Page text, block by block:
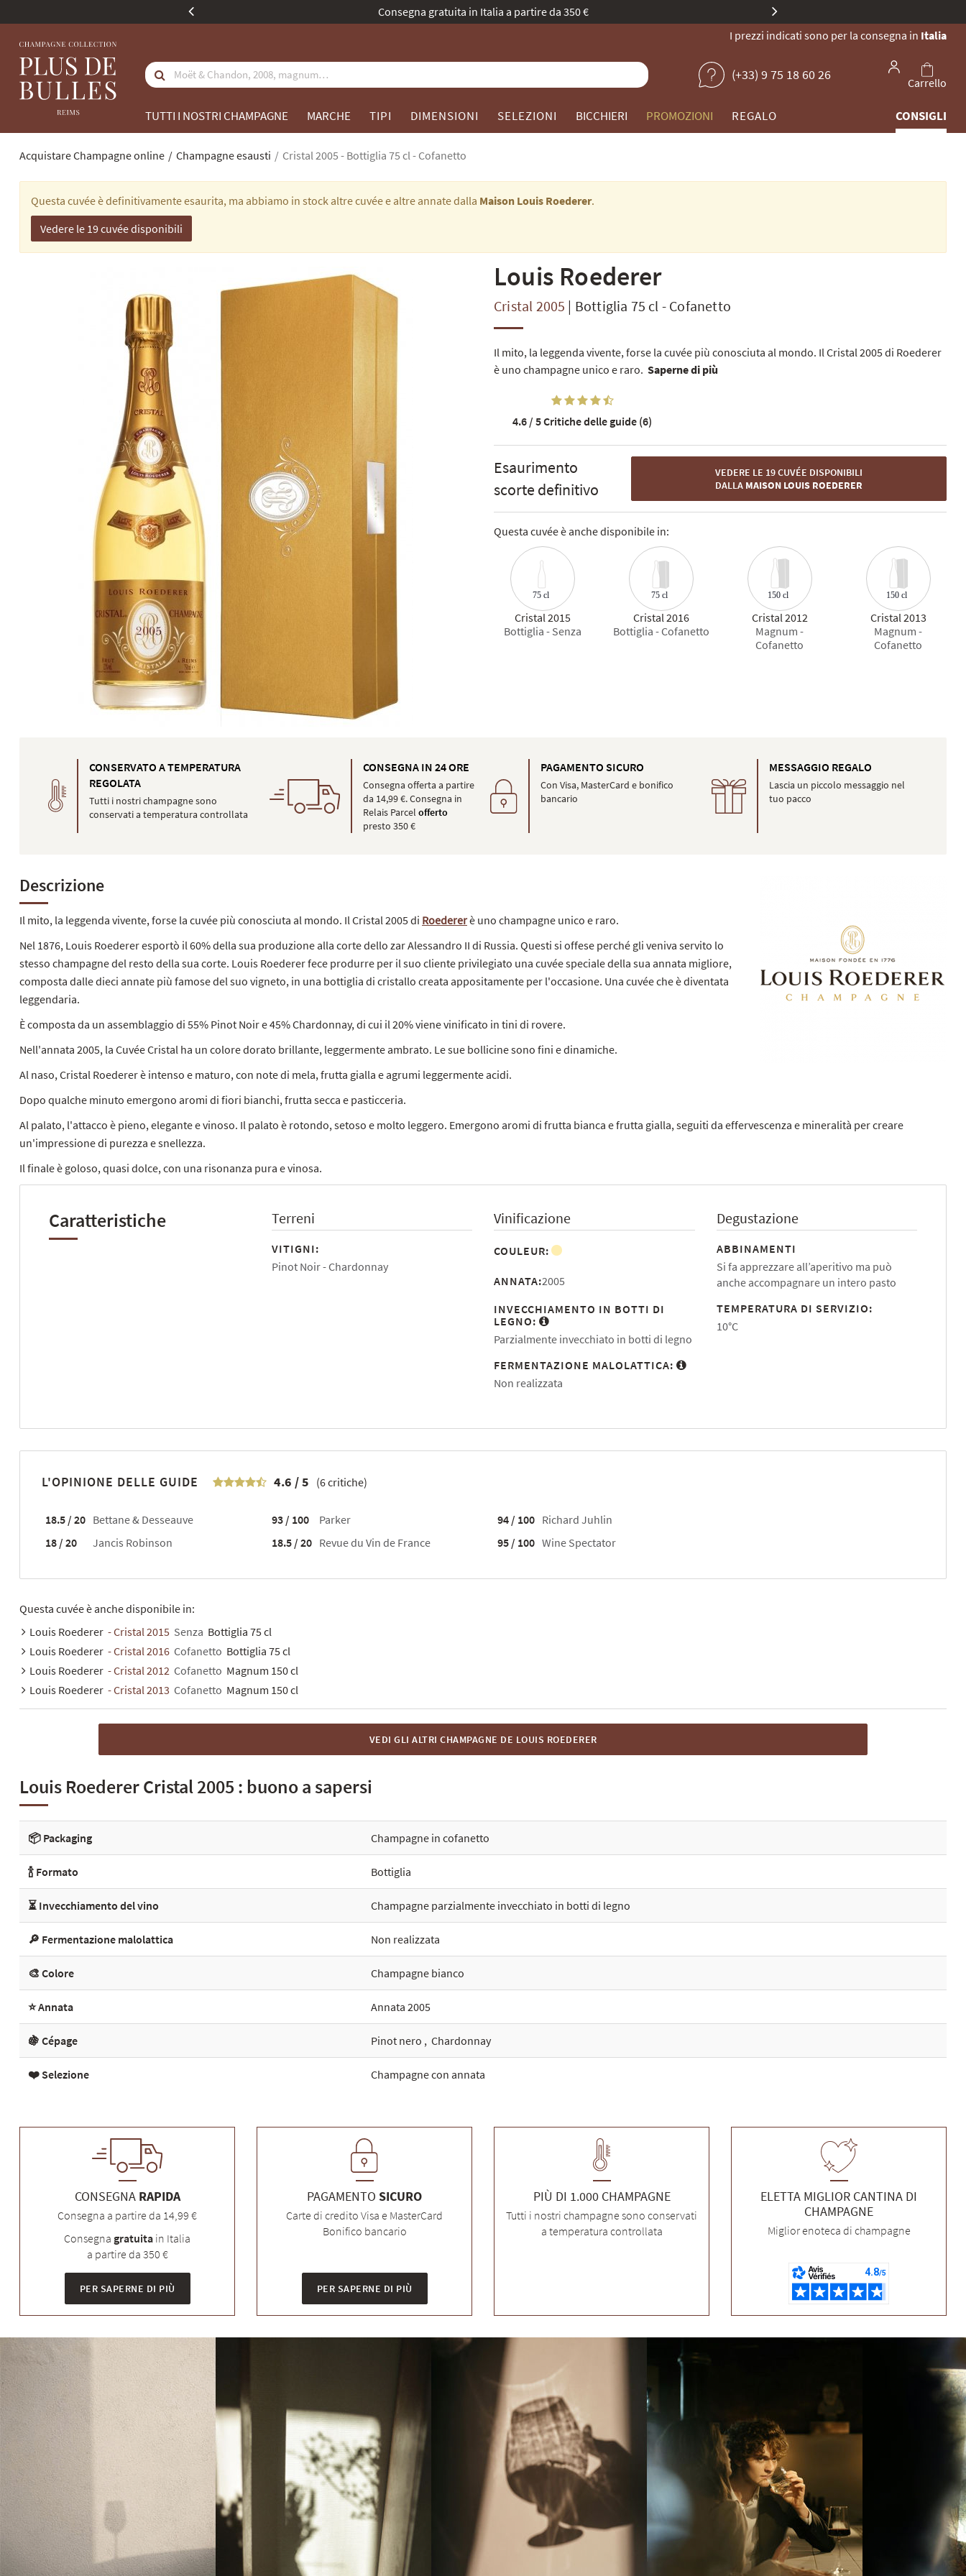
La nostra identità evolve: stessa passione, nuovo volto. Scoprite la nostra collezione di champagne unici.
I prezzi indicati sono per la consegna in Italia
(+33) 9 75 18 60 26
Carrello
TUTTI I NOSTRI CHAMPAGNE MARCHE TIPI DIMENSIONI SELEZIONI BICCHIERI PROMOZIONI REGALO CONSIGLI
Acquistare Champagne online Champagne esausti Cristal 2005 - Bottiglia 75 cl - Cofanetto
Questa cuvée è definitivamente esaurita, ma abbiamo in stock altre cuvée e altre annate dalla Maison Louis Roederer.
Vedere le 19 cuvée disponibili
Louis Roederer
Cristal 2005 | Bottiglia 75 cl - Cofanetto
Il mito, la leggenda vivente, forse la cuvée più conosciuta al mondo. Il Cristal 2005 di Roederer
è uno champagne unico e raro. Saperne di più
4.6 / 5Critiche delle guide (6)
Esaurimento
scorte definitivo
VEDERE LE 19 CUVÉE DISPONIBILI
DALLA MAISON LOUIS ROEDERER
Questa cuvée è anche disponibile in:
75 cl
Cristal 2015
Bottiglia - Senza
75 cl
Cristal 2016
Bottiglia - Cofanetto
150 cl
Cristal 2012
Magnum -
Cofanetto
150 cl
Cristal 2013
Magnum -
Cofanetto
CONSERVATO A TEMPERATURA
REGOLATA
Tutti i nostri champagne sono
conservati a temperatura controllata
CONSEGNA IN 24 ORE
Consegna offerta a partire
da 14,99 €. Consegna in
Relais Parcelofferto
presto 350 €
PAGAMENTO SICURO
Con Visa, MasterCard e bonifico
bancario
MESSAGGIO REGALO
Lascia un piccolo messaggio nel
tuo pacco
Descrizione
Il mito, la leggenda vivente, forse la cuvée più conosciuta al mondo. Il Cristal 2005 di Roedererè uno champagne unico e raro.
Nel 1876, Louis Roederer esportò il 60% della sua produzione alla corte dello zar Alessandro II di Russia. Questi si offese perché gli veniva servito lo
stesso champagne del resto della sua corte. Louis Roederer fece produrre per il suo cliente privilegiato una cuvée speciale della sua annata migliore,
composta dalle dieci annate più famose del suo vigneto, in una bottiglia di cristallo creata appositamente per l'occasione. Una cuvée che è diventata
leggendaria.
È composta da un assemblaggio di 55% Pinot Noir e 45% Chardonnay, di cui il 20% viene vinificato in tini di rovere.
Nell'annata 2005, la Cuvée Cristal ha un colore dorato brillante, leggermente ambrato. Le sue bollicine sono fini e dinamiche.
Al naso, Cristal Roederer è intenso e maturo, con note di mela, frutta gialla e agrumi leggermente acidi.
Dopo qualche minuto emergono aromi di fiori bianchi, frutta secca e pasticceria.
Al palato, l'attacco è pieno, elegante e vinoso. Il palato è rotondo, setoso e molto leggero. Emergono aromi di frutta bianca e frutta gialla, seguiti da effervescenza e mineralità per creare
un'impressione di purezza e snellezza.
Il finale è goloso, quasi dolce, con una risonanza pura e vinosa.
Caratteristiche Terreni
VITIGNI:
Pinot Noir
Chardonnay
Vinificazione
COULEUR:
ANNATA:2005
INVECCHIAMENTO IN BOTTI DI
LEGNO:
Parzialmente invecchiato in botti di legno
FERMENTAZIONE MALOLATTICA:
Non realizzata
Degustazione
ABBINAMENTI
Si fa apprezzare all’aperitivo ma può
anche accompagnare un intero pasto
TEMPERATURA DI SERVIZIO:
10°C
L'OPINIONE DELLE GUIDE 4.6 /5 (6critiche)
18.5 / 20 Bettane & Desseauve
18 / 20
Jancis Robinson
93 / 100
Parker
18.5 / 20 Revue du Vin de France
94 / 100 Richard Juhlin
95 / 100 Wine Spectator
Questa cuvée è anche disponibile in:
Louis Roederer - Cristal 2015 Senza Bottiglia 75 cl
Louis Roederer - Cristal 2016 Cofanetto Bottiglia 75 cl
Louis Roederer - Cristal 2012 Cofanetto Magnum 150 cl
Louis Roederer - Cristal 2013 Cofanetto Magnum 150 cl
VEDI GLI ALTRI CHAMPAGNE DE LOUIS ROEDERER
Louis Roederer Cristal 2005 : buono a sapersi
📦 Packaging Champagne in cofanetto
🍾 Formato Bottiglia
⏳ Invecchiamento del vino Champagne parzialmente invecchiato in botti di legno
🔎 Fermentazione malolattica Non realizzata
🎨 Colore Champagne bianco
⭐ Annata Annata 2005
🍇 Cépage Pinot nero , Chardonnay
❤️ Selezione Champagne con annata
CONSEGNA RAPIDA
Consegna a partire da 14,99 €
Consegna gratuita in Italia
a partire da 350 €
PER SAPERNE DI PIÙ
PAGAMENTO SICURO
Carte di credito Visa e MasterCard
Bonifico bancario
PER SAPERNE DI PIÙ
PIÙ DI 1.000 CHAMPAGNE
Tutti i nostri champagne sono conservati
a temperatura controllata
ELETTA MIGLIOR CANTINA DI
CHAMPAGNE
Miglior enoteca di champagne
Vi aiuto a trovare lo champagne ideale
Benvenuti in Champagne. 🥂
Sono il vostro Sommelier Plus-de-Bulles. Dalle
Grandi Case ai rari Vignerons, ho selezionato il
meglio per voi, spedito direttamente da Reims.
Cercate un messaggio regalo personalizzato
per un dono speciale o un Dosaggio Zero per il
vostro aperitivo?